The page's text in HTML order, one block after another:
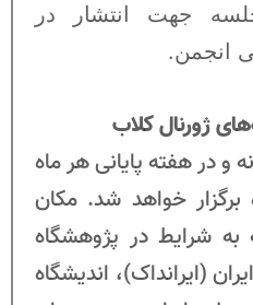
جهت انتشار در
انجمن.
ژورنال کلاب
و در هفته پایانی هر ماه
خواهد شد. مکان
شرایط در پژوهشگاه
(ایرانداک)، اندیشگاه